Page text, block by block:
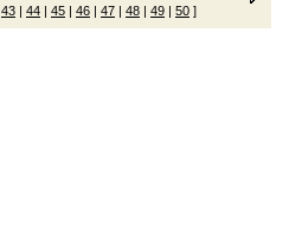
43 | 44 | 45 | 46 | 47 | 48 | 49 | 50 ]